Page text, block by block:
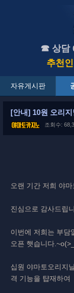
☎ 상담
추천
자유게시판
[안내] 10원 오리
조회수:
오랜 기간 저희 야
진심으로 감사드립
이번에 저희는 부담
오픈 햇습니다
십원 야마토오리지
격 기능을 턉재하여